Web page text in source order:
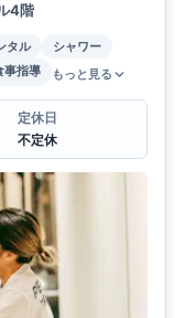
4階
タル
シャワー
事指導 もっと見る
定休日
不定休